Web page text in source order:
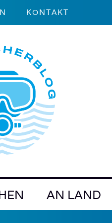
KONTAKT
AN LAND